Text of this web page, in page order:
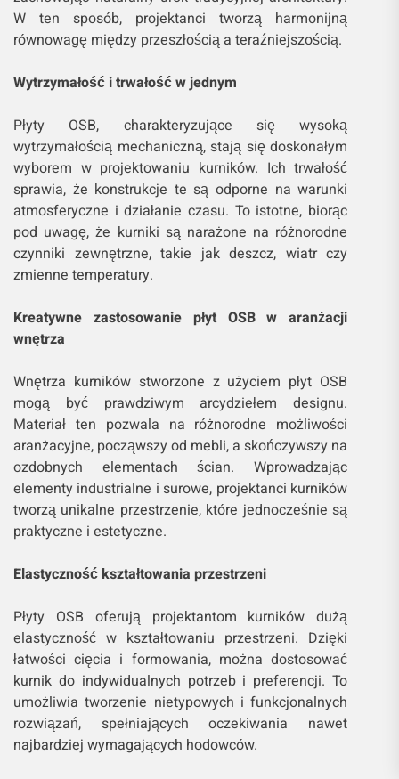
W ten sposób, projektanci tworzą harmonijną
równowagę między przeszłością a teraźniejszością.
Wytrzymałość i trwałość w jednym
Płyty OSB, charakteryzujące się wysoką
wytrzymałością mechaniczną, stają się doskonałym
wyborem w projektowaniu kurników. Ich trwałość
sprawia, że konstrukcje te są odporne na warunki
atmosferyczne i działanie czasu. To istotne, biorąc
pod uwagę, że kurniki są narażone na różnorodne
czynniki zewnętrzne, takie jak deszcz, wiatr czy
zmienne temperatury.
Kreatywne zastosowanie płyt OSB w aranżacji
wnętrza
Wnętrza kurników stworzone z użyciem płyt OSB
mogą być prawdziwym arcydziełem designu.
Materiał ten pozwala na różnorodne możliwości
aranżacyjne, począwszy od mebli, a skończywszy na
ozdobnych elementach ścian. Wprowadzając
elementy industrialne i surowe, projektanci kurników
tworzą unikalne przestrzenie, które jednocześnie są
praktyczne i estetyczne.
Elastyczność kształtowania przestrzeni
Płyty OSB oferują projektantom kurników dużą
elastyczność w kształtowaniu przestrzeni. Dzięki
łatwości cięcia i formowania, można dostosować
kurnik do indywidualnych potrzeb i preferencji. To
umożliwia tworzenie nietypowych i funkcjonalnych
rozwiązań, spełniających oczekiwania nawet
najbardziej wymagających hodowców.